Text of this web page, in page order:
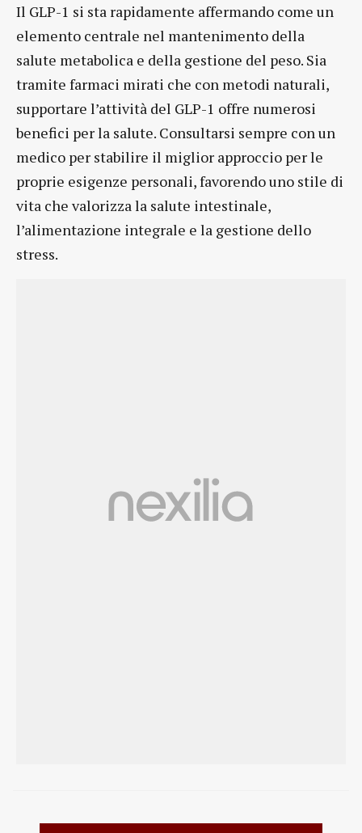
Il GLP-1 si sta rapidamente affermando come un
elemento centrale nel mantenimento della
salute metabolica e della gestione del peso. Sia
tramite farmaci mirati che con metodi naturali,
supportare l’attività del GLP-1 offre numerosi
benefici per la salute. Consultarsi sempre con un
medico per stabilire il miglior approccio per le
proprie esigenze personali, favorendo uno stile di
vita che valorizza la salute intestinale,
l’alimentazione integrale e la gestione dello
stress.